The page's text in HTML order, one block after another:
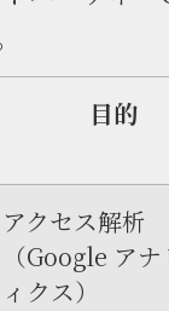
目的
アクセス解析
（Google ア
ィクス）